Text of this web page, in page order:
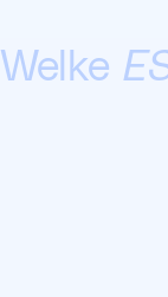
Welke